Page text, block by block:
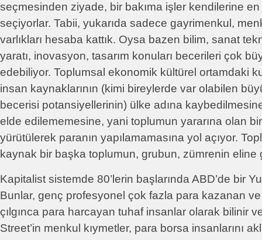
seçmesinden ziyade, bir bakıma işler kendilerine en
seçiyorlar. Tabii, yukarıda sadece gayrimenkul,
varlıkları hesaba kattık. Oysa bazen bilim, sanat
yaratı, inovasyon, tasarım konuları becerileri çok
edebiliyor. Toplumsal ekonomik kültürel ortamdaki
insan kaynaklarının (kimi bireylerde var olabilen
becerisi potansiyellerinin) ülke adına
elde edilememesine, yani toplumun yararına olan
yürütülerek paranın yapılamamasına yol açıyor.
kaynak bir başka toplumun, grubun, zümrenin eline
Kapitalist sistemde 80’lerin başlarında ABD’de bir
Bunlar, genç profesyonel çok fazla para kazanan
çılgınca para harcayan tuhaf insanlar olarak bilinir
Street’in menkul kıymetler, para borsa insanlarını